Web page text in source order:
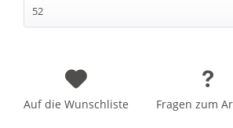
Auf die Wunschliste Fragen zum